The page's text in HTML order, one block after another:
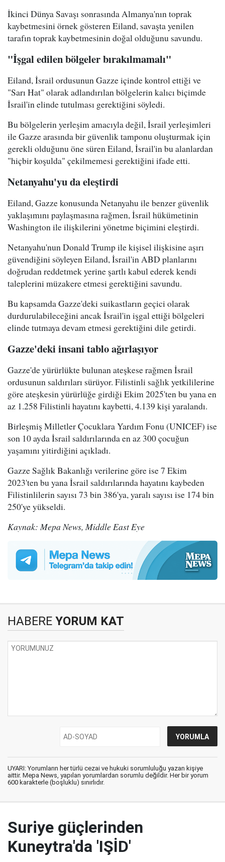
İkinci Dünya Savaşı sonrasında Almanya'nın toprak
kaybetmesini örnek gösteren Eiland, savaşta yenilen
tarafın toprak kaybetmesinin doğal olduğunu savundu.
"İşgal edilen bölgeler bırakılmamalı"
Eiland, İsrail ordusunun Gazze içinde kontrol ettiği ve
"Sarı Hat" olarak adlandırılan bölgelerin kalıcı biçimde
İsrail'in elinde tutulması gerektiğini söyledi.
Bu bölgelerin yerleşim amacıyla değil, İsrail yerleşimleri
ile Gazze arasında bir güvenlik tamponu oluşturmak için
gerekli olduğunu öne süren Eiland, İsrail'in bu alanlardan
"hiçbir koşulda" çekilmemesi gerektiğini ifade etti.
Netanyahu'yu da eleştirdi
Eiland, Gazze konusunda Netanyahu ile benzer güvenlik
yaklaşımını paylaşmasına rağmen, İsrail hükümetinin
Washington ile ilişkilerini yönetme biçimini eleştirdi.
Netanyahu'nun Donald Trump ile kişisel ilişkisine aşırı
güvendiğini söyleyen Eiland, İsrail'in ABD planlarını
doğrudan reddetmek yerine şartlı kabul ederek kendi
taleplerini müzakere etmesi gerektiğini savundu.
Bu kapsamda Gazze'deki suikastların geçici olarak
durdurulabileceğini ancak İsrail'in işgal ettiği bölgeleri
elinde tutmaya devam etmesi gerektiğini dile getirdi.
Gazze'deki insani tablo ağırlaşıyor
Gazze'de yürürlükte bulunan ateşkese rağmen İsrail
ordusunun saldırıları sürüyor. Filistinli sağlık yetkililerine
göre ateşkesin yürürlüğe girdiği Ekim 2025'ten bu yana en
az 1.258 Filistinli hayatını kaybetti, 4.139 kişi yaralandı.
Birleşmiş Milletler Çocuklara Yardım Fonu (UNICEF) ise
son 10 ayda İsrail saldırılarında en az 300 çocuğun
yaşamını yitirdiğini açıkladı.
Gazze Sağlık Bakanlığı verilerine göre ise 7 Ekim
2023'ten bu yana İsrail saldırılarında hayatını kaybeden
Filistinlilerin sayısı 73 bin 386'ya, yaralı sayısı ise 174 bin
250'ye yükseldi.
Kaynak: Mepa News, Middle East Eye
HABERE YORUM KAT
UYARI: Yorumların her türlü cezai ve hukuki sorumluluğu yazan kişiye
aittir. Mepa News, yapılan yorumlardan sorumlu değildir. Her bir yorum
600 karakterle (boşluklu) sınırlıdır.
Suriye güçlerinden
Kuneytra'da 'IŞİD'